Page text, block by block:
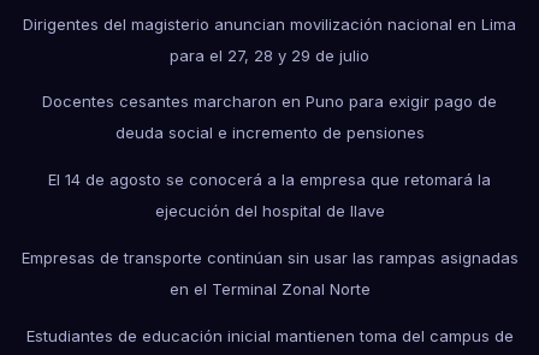
Dirigentes del magisterio anuncian movilización nacional en Lima
para el 27, 28 y 29 de julio
Docentes cesantes marcharon en Puno para exigir pago de
deuda social e incremento de pensiones
El 14 de agosto se conocerá a la empresa que retomará la
ejecución del hospital de Ilave
Empresas de transporte continúan sin usar las rampas asignadas
en el Terminal Zonal Norte
Estudiantes de educación inicial mantienen toma del campus de